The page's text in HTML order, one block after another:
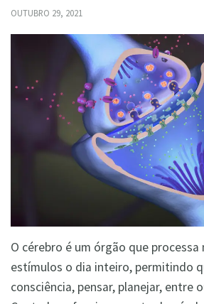
OUTUBRO 29, 2021
O cérebro é um órgão que processa
estímulos o dia inteiro, permitindo
consciência, pensar, planejar, entre